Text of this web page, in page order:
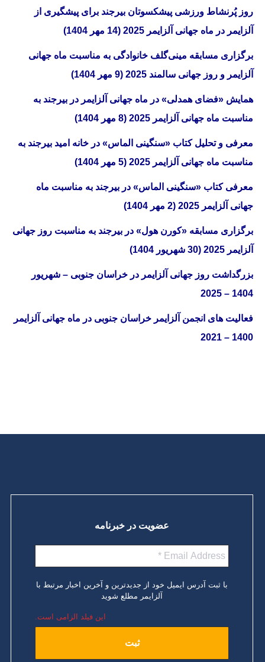
روز پُرنشاط ورزشی پیشکسوتان بیرجند برای پیشگیری از
آلزایمر در ماه جهانی آلزایمر 2025 (14 مهر 1404)
برگزاری مسابقه مینی‌گلف خانوادگی به مناسبت ماه جهانی
آلزایمر و روز جهانی سالمند 2025 (9 مهر 1404)
همایش «فضای همدلی» در ماه جهانی آلزایمر در بیرجند به
مناسبت ماه جهانی آلزایمر 2025 (8 مهر 1404)
معرفی و تحلیل کتاب «سنگینی الماس» در خانه امید بیرجند به
مناسبت ماه جهانی آلزایمر 2025 (5 مهر 1404)
معرفی کتاب «سنگینی الماس» در بیرجند به مناسبت ماه
جهانی آلزایمر 2025 (2 مهر 1404)
برگزاری مسابقه «کورن هول» در بیرجند به مناسبت روز جهانی
آلزایمر 2025 (30 شهریور 1404)
بزرگداشت روز جهانی آلزایمر در خراسان جنوبی – شهریور
1404 – 2025
فعالیت های انجمن آلزایمر خراسان جنوبی در ماه جهانی آلزایمر
1400 – 2021
عضویت در خبرنامه
با ثبت آدرس ایمیل خود از جدیدترین و آخرین اخبار مرتبط با
آلزایمر مطلع شوید
این فیلد الزامی است.